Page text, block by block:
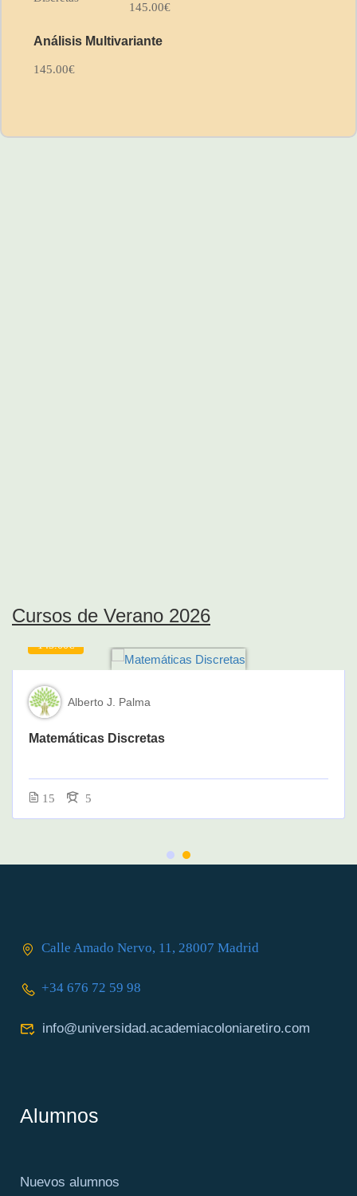
145.00€
Análisis Multivariante
145.00€
Cursos de Verano 2026
145.00€
Alberto J. Palma
Matemáticas Discretas
15 5
Calle Amado Nervo, 11, 28007 Madrid
+34 676 72 59 98
info@universidad.academiacoloniaretiro.com
Alumnos
Nuevos alumnos